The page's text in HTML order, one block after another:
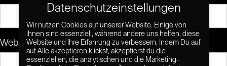
Website
Datenschutzeinstellungen
Wir nutzen Cookies auf unserer Website. Einige von
ihnen sind essenziell, während andere uns helfen, diese
Website und Ihre Erfahrung zu verbessern. Indem Du auf
auf Alle akzeptieren klickst, akzeptierst du die
essenziellen, die analytischen und die Marketing-